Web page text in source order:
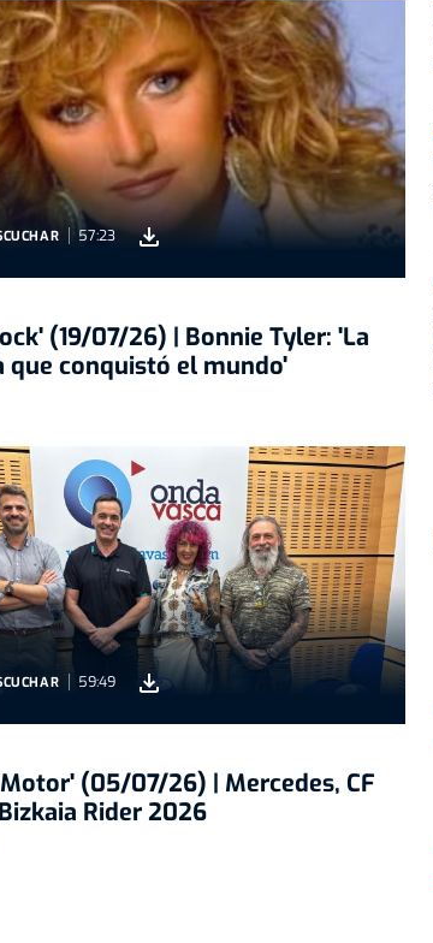
57:23
(19/07/26) | Bonnie Tyler: 'La
que conquistó el mundo'
59:49
(05/07/26) | Mercedes, CF
Rider 2026